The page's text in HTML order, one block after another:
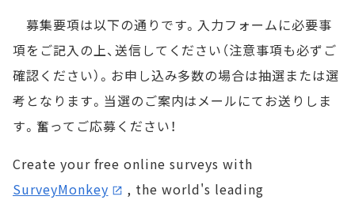
募集要項は以下の通りです。入力フォームに必要事
項をご記入の上、送信してください（注意事項も必ずご
確認ください）。お申し込み多数の場合は抽選または選
考となります。当選のご案内はメールにてお送りしま
す。奮ってご応募ください！
Create your free online surveys with
SurveyMonkey
, the world's leading